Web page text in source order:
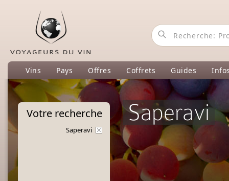
Vins Pays Offres Coffrets Guides
Votre recherche
Saperavi
Saperavi